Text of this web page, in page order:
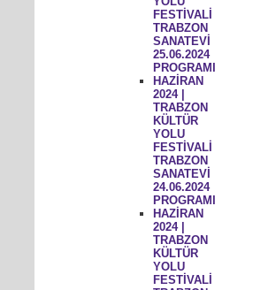
FESTİVALİ
TRABZON
SANATEVİ
25.06.2024
PROGRAMI
HAZİRAN
2024 |
TRABZON
KÜLTÜR
YOLU
FESTİVALİ
TRABZON
SANATEVİ
24.06.2024
PROGRAMI
HAZİRAN
2024 |
TRABZON
KÜLTÜR
YOLU
FESTİVALİ